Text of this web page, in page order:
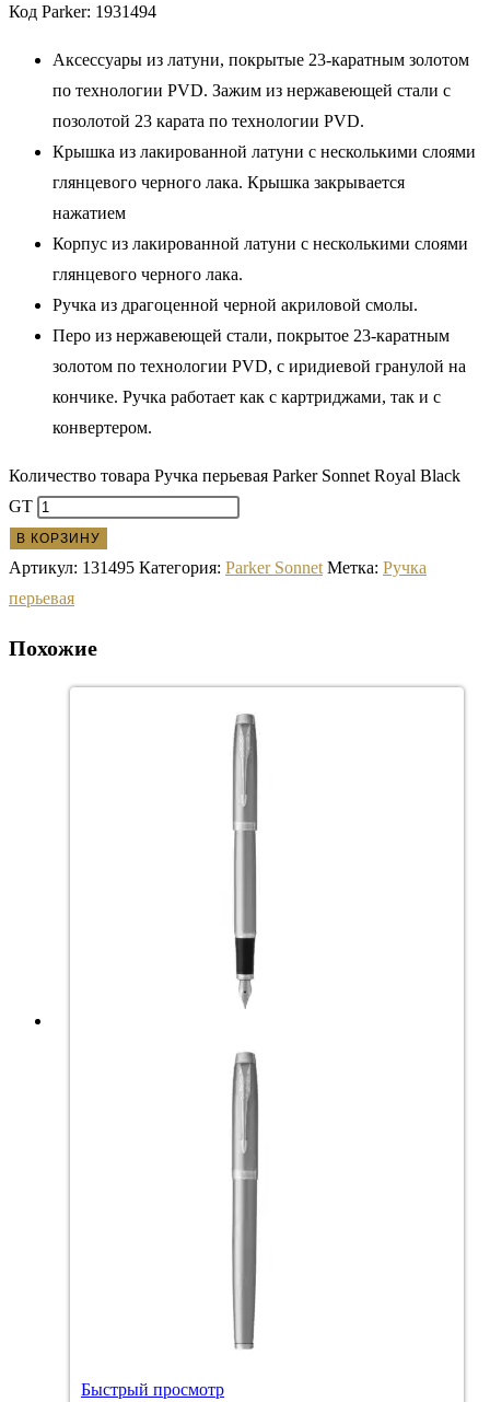
Код Parker: 1931494
Аксессуары из латуни, покрытые 23-каратным золотом
по технологии PVD. Зажим из нержавеющей стали с
позолотой 23 карата по технологии PVD.
Крышка из лакированной латуни с несколькими слоями
глянцевого черного лака. Крышка закрывается
нажатием
Корпус из лакированной латуни с несколькими слоями
глянцевого черного лака.
Ручка из драгоценной черной акриловой смолы.
Перо из нержавеющей стали, покрытое 23-каратным
золотом по технологии PVD, с иридиевой гранулой на
кончике. Ручка работает как с картриджами, так и с
конвертером.
Количество товара Ручка перьевая Parker Sonnet Royal Black
GT
В КОРЗИНУ
Артикул: 131495 Категория: Parker Sonnet Метка: Ручка
перьевая
Похожие
Быстрый просмотр